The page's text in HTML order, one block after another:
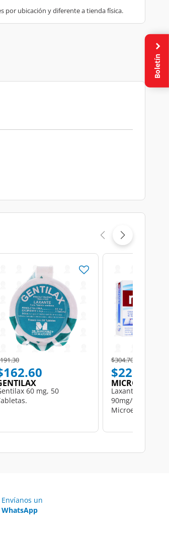
por ubicación y diferente a tienda física.
reduced from
to
60 mg, 50
Price reduced from
$304.70
$228.52
MICROLAX
Laxante Microlax
90mg/9mg
Microenemas, 5
Envíanos un
WhatsApp
Boletín